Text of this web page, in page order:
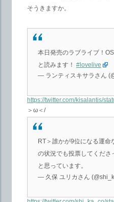
そうきますか。
本日発売のラブライブ！
と読みます！ #lovelive
— ランティスキサラさん
https://twitter.com/kisalantis/
＞ω＜/
RT＞誰かが9位になる運
の状況でも投票してくだ
と思っています。
— 久保 ユリカさん